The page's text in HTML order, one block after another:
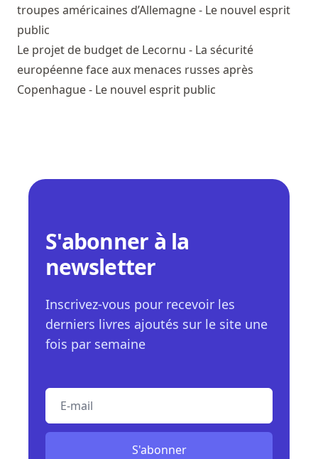
troupes américaines d’Allemagne - Le nouvel esprit
public
Le projet de budget de Lecornu - La sécurité
européenne face aux menaces russes après
Copenhague - Le nouvel esprit public
S'abonner à la
newsletter
Inscrivez-vous pour recevoir les
derniers livres ajoutés sur le site une
fois par semaine
E-mail
S'abonner